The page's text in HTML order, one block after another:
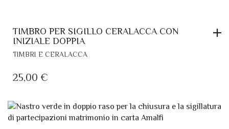
TIMBRO PER SIGILLO CERALACCA CON
INIZIALE DOPPIA
TIMBRI E CERALACCA
25,00 €